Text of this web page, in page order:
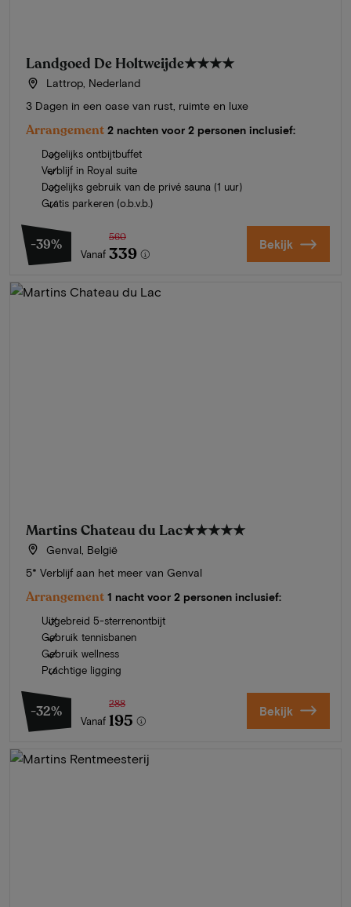
Landgoed De Holtweijde★★★★
Lattrop, Nederland
3 Dagen in een oase van rust, ruimte en luxe
Arrangement 2 nachten voor 2 personen inclusief:
Dagelijks ontbijtbuffet
Verblijf in Royal suite
Dagelijks gebruik van de privé sauna (1 uur)
Gratis parkeren (o.b.v.b.)
-39%
Vanaf
560
339 Bekijk
Martins Chateau du Lac★★★★★
Genval, België
5* Verblijf aan het meer van Genval
Arrangement 1 nacht voor 2 personen inclusief:
Uitgebreid 5-sterrenontbijt
Gebruik tennisbanen
Gebruik wellness
Prachtige ligging
-32%
Vanaf
288
195 Bekijk